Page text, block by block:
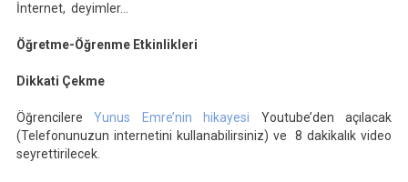
İnternet, deyimler…
Öğretme-Öğrenme Etkinlikleri
Dikkati Çekme
ÖğrencilereYunus Emre’nin hikayesi Youtube’den açılacak
(Telefonunuzun internetini kullanabilirsiniz) ve 8 dakikalık video
seyrettirilecek.